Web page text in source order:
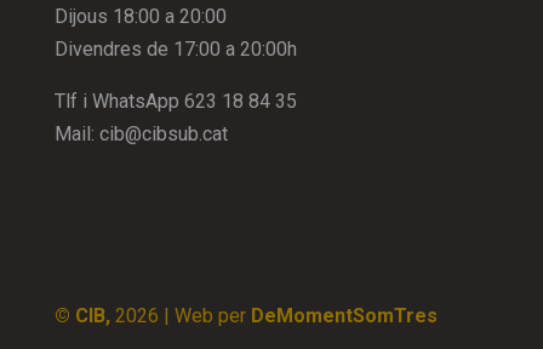
Dijous 18:00 a 20:00
Divendres de 17:00 a 20:00h
Tlf i WhatsApp 623 18 84 35
Mail: cib@cibsub.cat
© CIB, 2026 | Web per DeMomentSomTres